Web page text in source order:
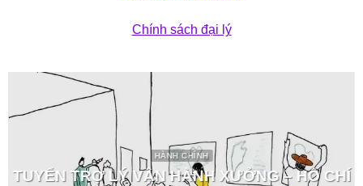
Chính sách đại lý
HÀNH CHÍNH
TUYỂN TRỢ LÝ VẬN HÀNH XƯỞNG – HỒ CHÍ